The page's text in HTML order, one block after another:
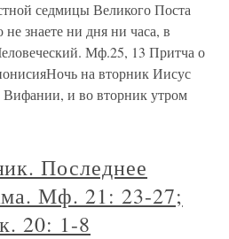
седмицы Великого Поста
знаете ни дня ни часа, в
Мф.25, 13 Притча о
на вторник Иисус
Вифании, и во вторник утром
Последнее
Мф. 21: 23-27;
20: 1-8